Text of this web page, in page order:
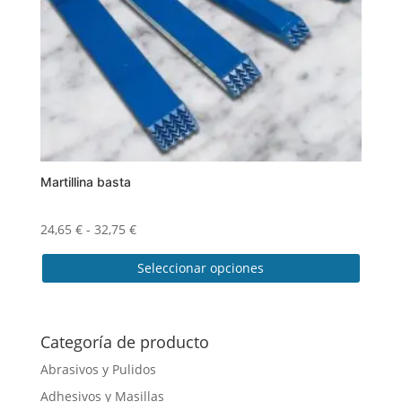
Martillina basta
24,65 € - 32,75 €Rango
precios:
32,75 €
Seleccionar opciones
tiene
múltiples
variantes.
Las
Categoría de producto
Abrasivos y Pulidos
Adhesivos y Masillas